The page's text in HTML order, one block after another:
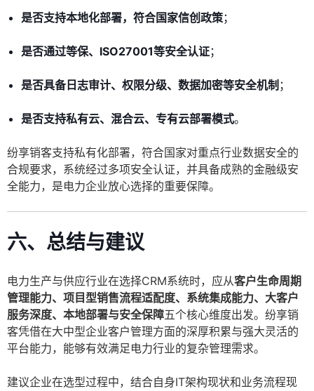
是否支持本地化部署，符合国家信创政策；
是否通过等保、ISO27001等安全认证；
是否具备日志审计、权限分级、数据加密等安全机制 ；
是否支持私有云、混合云、专有云部署模式。
纷享销客支持私有化部署，符合国家对重点行业数据安全的
合规要求，系统经过多项安全认证，并具备成熟的金融级安
全能力，是电力企业放心选择的重要保障。
六、总结与建议
电力生产与供应行业在选择CRM系统时，应从客户生命周期
管理能力、项目型销售流程适配度、系统集成能力、大客户
服务深度、本地部署与安全保障五个核心维度出发。纷享销
客凭借在大中型企业客户管理方面的深厚积累与强大灵活的
平台能力，能够有效满足电力行业的复杂管理需求。
建议企业在选型过程中，结合自身IT架构现状和业务流程现